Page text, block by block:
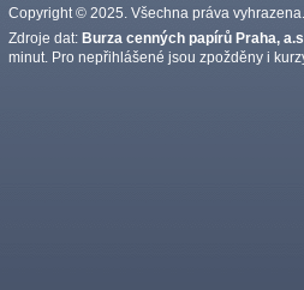
Copyright © 2025. Všechna práva vyhrazena.
Zdroje dat: Burza cenných papírů Praha,
minut. Pro nepřihlášené jsou zpožděny i